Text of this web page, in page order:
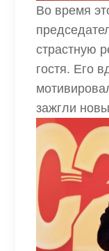
Во время
страстную
гостя. Его
зажгли